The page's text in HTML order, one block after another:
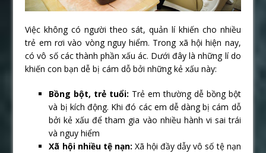
Việc không có người theo sát, quản lí khiến cho nhiều
trẻ em rơi vào vòng nguy hiểm. Trong xã hội hiện nay,
có vô số các thành phần xấu ác. Dưới đây là những lí do
khiến con bạn dễ bị cám dỗ bởi những kẻ xấu này:
Bồng bột, trẻ tuổi: Trẻ em thường dễ bồng bột
và bị kích động. Khi đó các em dễ dàng bị cám dỗ
bởi kẻ xấu để tham gia vào nhiều hành vi sai trái
và nguy hiểm
Xã hội nhiều tệ nạn: Xã hội đầy dẫy vô số tệ nạn